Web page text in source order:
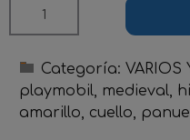
Categoría: VARIOS
playmobil
medieval
amarillo
cuello